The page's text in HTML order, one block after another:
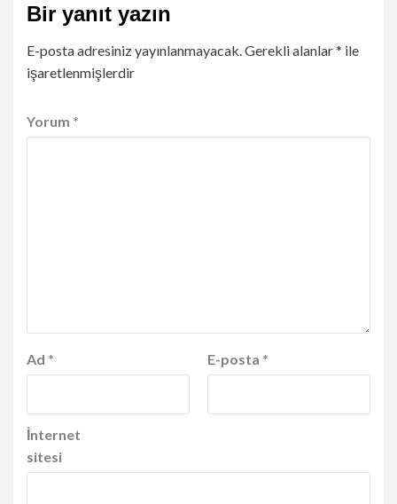
Bir yanıt yazın
E-posta adresiniz yayınlanmayacak.Gerekli alanlar* ile
işaretlenmişlerdir
Yorum *
Ad * E-posta *
İnternet
sitesi